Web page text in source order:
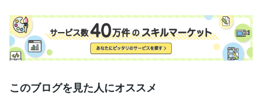
行動心理士 取得年 : 2023年
ビジネス・クリエイティブツール
Adobe Illustrator:2年 Adobe Photoshop:2年CapCut:5年 Canva:3年
人を笑顔にする/元気にする/背中を押す:23年
このブログを見た人にオススメ